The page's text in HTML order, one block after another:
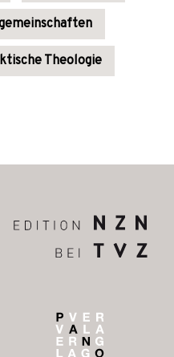
Theologie